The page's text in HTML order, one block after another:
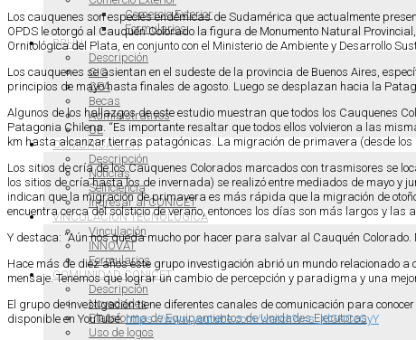
Comercio Exterior
Formularios
RRHH
Descripción
CIC
CPA
Becas
Administrativos
UE
COMUNICACIÓN
Descripción
Noticias
Selficiencia
Ingresar al CONICET
VINCULACIÓN TECNOLÓGICA
Vinculación
INNOVAT
Formularios
COMUNIDAD CONICET
Descripción
Novedades
Plataforma de Equipamientos de Unidades Ejecutoras
Uso de logos
Los cauquenes son especies endémicas de Sudamérica que actualmente
OPDS le otorgó al Cauquén Colorado la figura de Monumento Natural
Ornitológica del Plata, en conjunto con el Ministerio de Ambiente y Desarrollo
Los cauquenes se asientan en el sudeste de la provincia de Buenos Aires,
principios de mayo hasta finales de agosto. Luego se desplazan hacia la
Algunos de los hallazgos de este estudio muestran que todos los Cauquenes
Patagonia Chilena. “Es importante resaltar que todos ellos volvieron a las
km hasta alcanzar tierras patagónicas. La migración de primavera (desde los
Los sitios de cría de los Cauquenes Colorados marcados con trasmisores se
los sitios de cría hasta los de invernada) se realizó entre mediados de mayo
indican que la migración de primavera es más rápida que la migración de
encuentra cerca del solsticio de verano, entonces los días son más largos y
Y destaca: “Aún nos queda mucho por hacer para salvar al Cauquén
Hace más de diez años este grupo investigación abrió un mundo relacionado
mensaje. Tenemos que lograr un cambio de percepción y paradigma y una
El grupo de investigación tiene diferentes canales de comunicación para
disponible en YouTube:https://www.youtube.com/watch?v=s_XlGKCcGyY